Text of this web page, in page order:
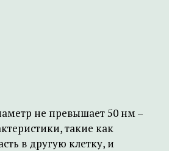
не превышает 50 нм –
такие как
в другую клетку, и